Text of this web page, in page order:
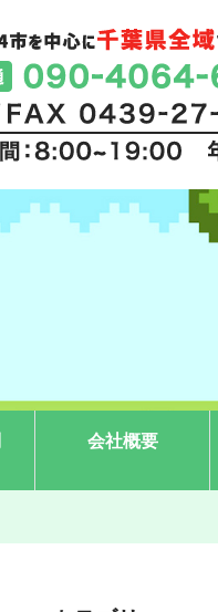
会社概要